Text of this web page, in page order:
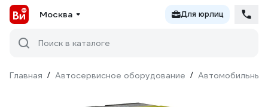
Москва Для юрлиц
Поиск в каталоге
Главная / Автосервисное оборудование / Автомобильные